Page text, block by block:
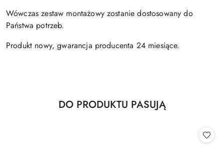
Wówczas zestaw montażowy zostanie dostosowany do
Państwa potrzeb.
Produkt nowy, gwarancja producenta 24 miesiące.
Pomiń karuzelę produktów
Produkty
DO PRODUKTU PASUJĄ